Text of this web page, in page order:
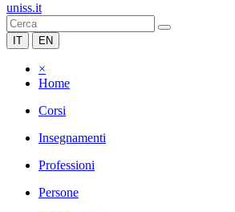
uniss.it
IT EN
×
Home
Corsi
Insegnamenti
Professioni
Persone